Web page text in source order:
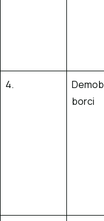
4.
borci